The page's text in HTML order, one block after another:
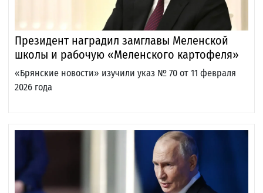
Президент наградил замглавы Меленской
школы и рабочую «Меленского картофеля»
«Брянские новости» изучили указ № 70 от 11 февраля
2026 года